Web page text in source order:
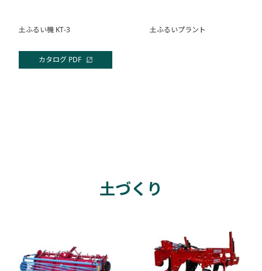
土ふるい機 KT-3
カタログ PDF
土ふるいプラント
土づくり